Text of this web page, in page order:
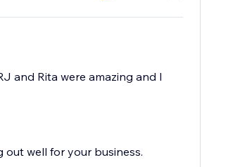
and Rita were amazing and I
out well for your business.